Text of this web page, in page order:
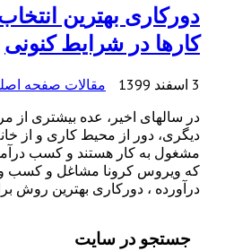
دورکاری بهترین
کارها در شرایط کنونی
3 اسفند 1399 مقالات صفحه
در سالهای اخیر، عده بیشتری از
دیگری، دور از محیط کاری و از
مشغول به کار هستند و کسب
که ویروس کرونا مشاغل و کسب و
درآورده ، دورکاری بهترین روش
جستجو در سایت